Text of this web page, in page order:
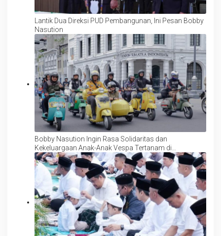
Lantik Dua Direksi PUD Pembangunan, Ini Pesan Bobby
Nasution
Bobby Nasution Ingin Rasa Solidaritas dan
Kekeluargaan Anak-Anak Vespa Tertanam di
Masyarakat